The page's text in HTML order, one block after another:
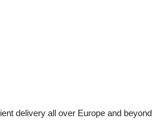
delivery all over Europe and beyond